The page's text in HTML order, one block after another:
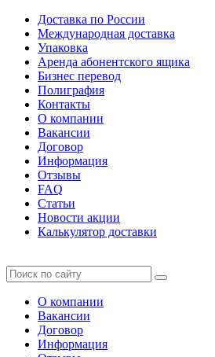
Доставка по России
Международная доставка
Упаковка
Аренда абонентского ящика
Бизнес перевод
Полиграфия
Контакты
О компании
Вакансии
Договор
Информация
Отзывы
FAQ
Статьи
Новости акции
Калькулятор доставки
О компании
Вакансии
Договор
Информация